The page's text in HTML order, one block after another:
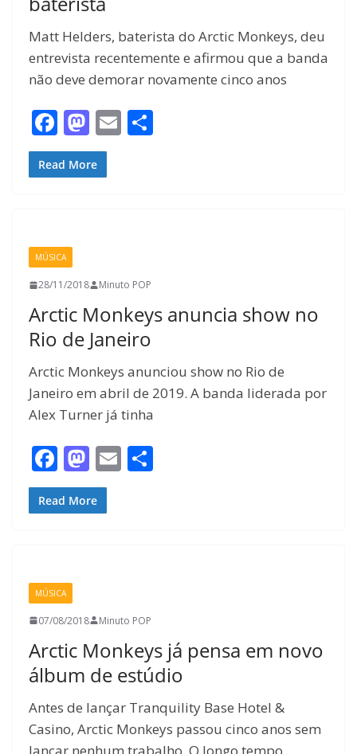
Matt Helders, baterista do Arctic Monkeys, deu
entrevista recentemente e afirmou que a banda
não deve demorar novamente cinco anos
F
ac
e
o
k
M
as
to
E
Read More
MÚSICA
28/11/2018 Minuto POP
Arctic Monkeys anuncia show no
Rio de Janeiro
Arctic Monkeys anunciou show no Rio de
Janeiro em abril de 2019. A banda liderada por
Alex Turner já tinha
F
ac
e
o
k
M
as
to
E
m
Read More
MÚSICA
07/08/2018 Minuto POP
Arctic Monkeys já pensa em novo
álbum de estúdio
Antes de lançar Tranquility Base Hotel &
Casino, Arctic Monkeys passou cinco anos sem
lançar nenhum trabalho. O longo tempo